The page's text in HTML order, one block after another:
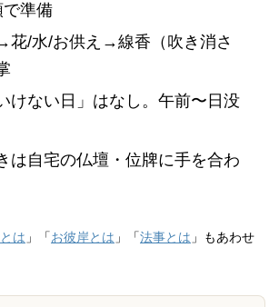
準備
花/水/お供え→線香（吹き消さ
けない日」はなし。午前〜日没
は自宅の仏壇・位牌に手を合わ
は 」「お彼岸とは 」「法事とは 」もあわせ